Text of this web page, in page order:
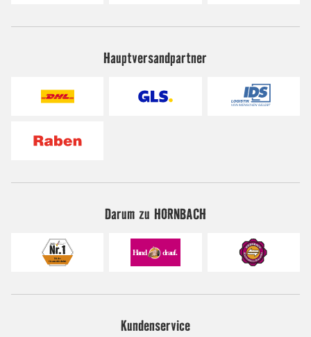
Hauptversandpartner
Darum zu HORNBACH
Kundenservice